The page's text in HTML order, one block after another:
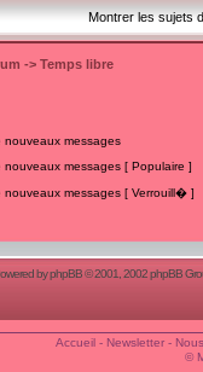
Montrer les sujets
-> Temps libre
nouveaux messages
nouveaux messages [ Populaire ]
nouveaux messages [ Verrouill� ]
byphpBB© 2001, 2002 phpBB
Accueil- Newsletter-
©